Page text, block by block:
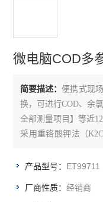
水质多参数分析仪
分光光度计/比色计
BOD测定仪
单参数离子浓度计
水质采样器
微电脑COD多
简要描述：便携式现
换，可进行COD、余
全部测量项目】等近
采用重铬酸钾法（
准，专用加热消解器
产品型号： ET99711
厂商性质：经销商